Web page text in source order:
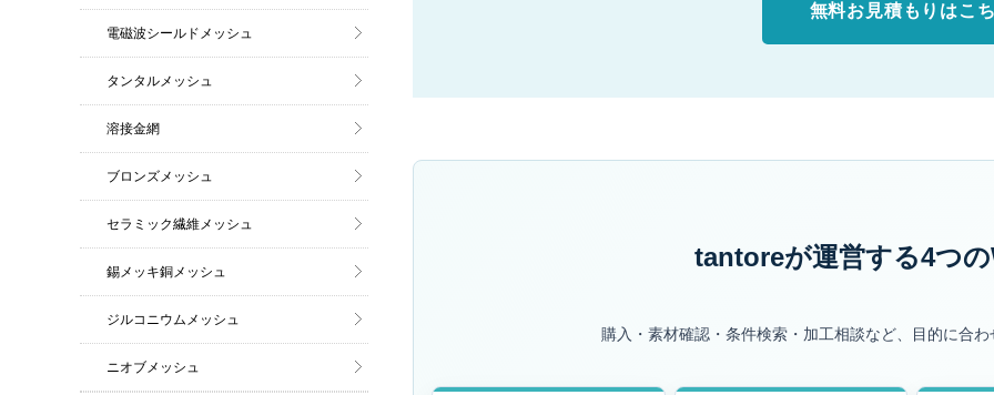
無料お見積もりはこ
tantoreが運営する4つ
購入・素材確認・条件検索・加工相談など、目的に合
電磁波シールドメッシュ
タンタルメッシュ
溶接金網
ブロンズメッシュ
セラミック繊維メッシュ
錫メッキ銅メッシュ
ジルコニウムメッシュ
ニオブメッシュ